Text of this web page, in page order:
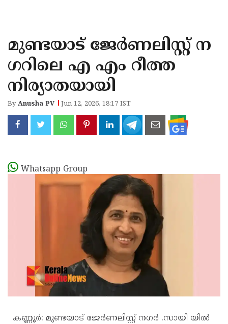
KANNUR
KASARAGOD
മുണ്ടയാട് ജേർണലിസ്റ്റ് ന
ഗറിലെ എ എം റീത്ത
നിര്യാതയായി
ByAnusha PV Jun 12, 2026, 18:17 IST
Whatsapp Group
കണ്ണൂർ: മുണ്ടയാട് ജേർണലിസ്റ്റ് നഗർ .സായി യിൽ